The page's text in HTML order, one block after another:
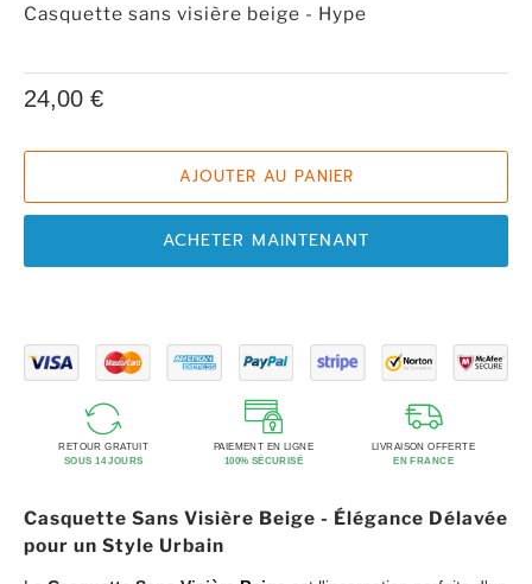
Casquette sans visière beige - Hype
24,00 €
AJOUTER AU PANIER
ACHETER MAINTENANT
RETOUR GRATUIT
SOUS 14 JOURS
PAIEMENT EN LIGNE
100% SÉCURISÉ
LIVRAISON OFFERTE
EN FRANCE
Casquette Sans Visière Beige - Élégance Délavée
pour un Style Urbain